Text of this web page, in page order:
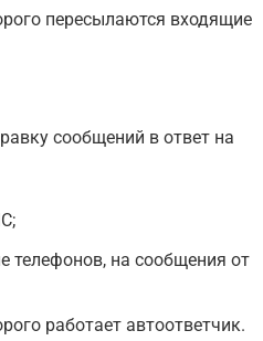
пересылаются входящие
сообщений в ответ на
телефонов, на сообщения от
работает автоответчик.